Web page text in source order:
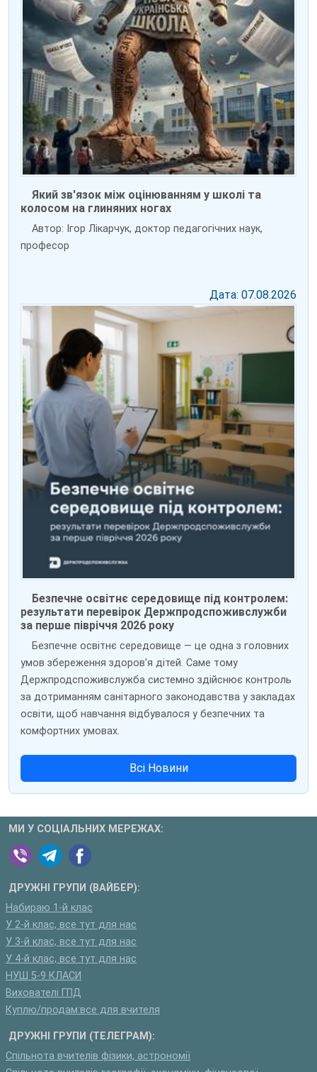
Який зв'язок між оцінюванням у школі та
колосом на глиняних ногах
Автор: Ігор Лікарчук, доктор педагогічних наук,
професор
Дата: 07.08.2026
Безпечне освітнє середовище під контролем:
результати перевірок Держпродспоживслужби
за перше півріччя 2026 року
Безпечне освітнє середовище — це одна з головних
умов збереження здоров'я дітей. Саме тому
Держпродспоживслужба системно здійснює контроль
за дотриманням санітарного законодавства у закладах
освіти, щоб навчання відбувалося у безпечних та
комфортних умовах.
Всі Новини
МИ У СОЦІАЛЬНИХ МЕРЕЖАХ:
ДРУЖНІ ГРУПИ (ВАЙБЕР):
Набираю 1-й клас
У 2-й клас, все тут для нас
У 3-й клас, все тут для нас
У 4-й клас, все тут для нас
НУШ 5-9 КЛАСИ
Вихователі ГПД
Куплю/продам:все для вчителя
ДРУЖНІ ГРУПИ (ТЕЛЕГРАМ):
Спільнота вчителів фізики, астрономії